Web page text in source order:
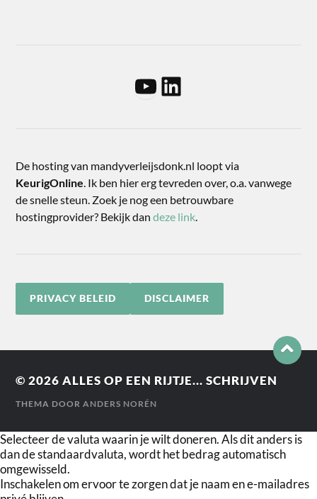
De hosting van mandyverleijsdonk.nl loopt via
KeurigOnline . Ik ben hier erg tevreden over, o.a. vanwege
de snelle steun. Zoek je nog een betrouwbare
hostingprovider? Bekijk dandeze link
PRIVACY BELEID DISCLAIMER
© 2026ALLES OP EEN RIJTJE... SCHRIJVEN
THEMA DOORANDERS NORÉN
Selecteer de valuta waarin je wilt doneren. Als dit anders is
dan de standaardvaluta, wordt het bedrag automatisch
omgewisseld.
Inschakelen om ervoor te zorgen dat je naam en e-mailadres